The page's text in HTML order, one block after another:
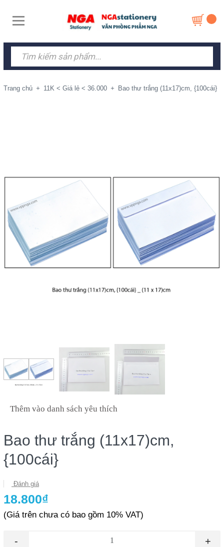
Trang chủ + 11K < Giá lẻ < 36.000 + Bao thư trắng (11x17)cm, {100cái}
Thêm vào danh sách yêu thích
Bao thư trắng (11x17)cm,
{100cái}
Đánh giá
18.800₫
(Giá trên chưa có bao gồm 10% VAT)
- +